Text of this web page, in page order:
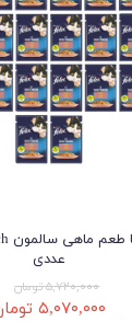
عددی
۵,۷۲۰,۰۰۰ تومان
۵,۰۷۰,۰۰۰ تومان